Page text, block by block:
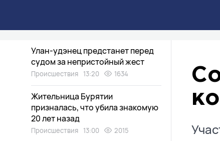
Экология 13:35 1814
Улан-удэнец предстанет перед
судом за непристойный жест
Происшествия 13:20 1634
Жительница Бурятии
призналась, что убила знакомую
20 лет назад
Происшествия 13:00 2015